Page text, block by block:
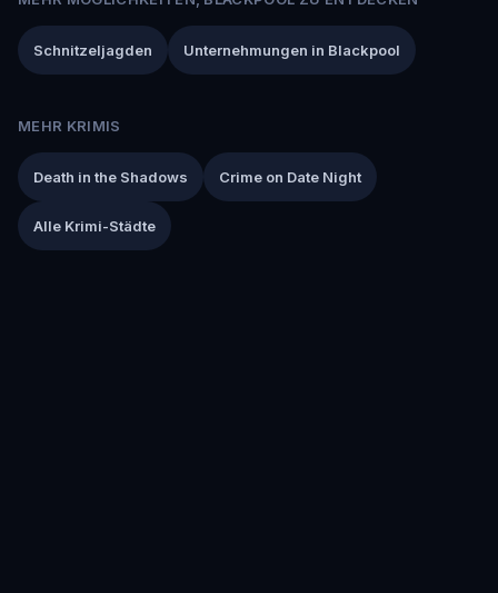
Schnitzeljagden Unternehmungen in Blackpool
MEHR KRIMIS
Death in the Shadows Crime on Date Night
Alle Krimi-Städte